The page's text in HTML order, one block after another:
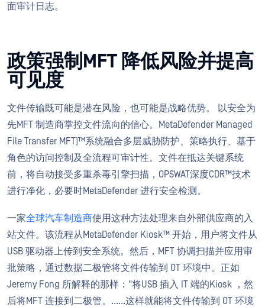
面审计日志。
政策强制MFT 降低风险并提高
可见度
文件传输既可能是潜在风险，也可能是战略优势。 以安全为
先MFT 制造商掌控文件流向的信心。MetaDefender Managed
File Transfer MFT)™系统融合多层威胁防护、策略执行、基于
角色的访问控制及全流程可审计性。文件在抵达关键系统
前，将自动接受多重杀毒引擎扫描，OPSWAT深度CDR™技术
进行净化，必要时MetaDefender 进行安全检测。
一家全球汽车制造商使用这种方法处理来自外部供应商的入
站文件。该流程从MetaDefender Kiosk™ 开始，用户将文件从
USB 驱动器上传到安全系统。然后，MFT 协调扫描并应用审
批策略，通过数据二极管将文件传输到 OT 环境中。正如
Jeremy Fong 所解释的那样："将USB 插入 IT 端的Kiosk ，然
后将MFT 连接到二极管。......这样就能将文件传输到 OT 环境